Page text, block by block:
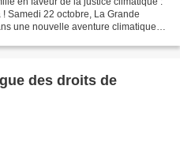
Samedi 22 octobre, La Grande
une nouvelle aventure climatique.
des droits de